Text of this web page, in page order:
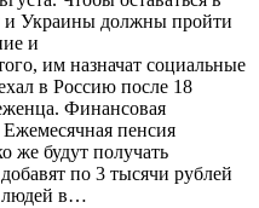
Украины должны пройти
и
им назначат социальные
в Россию после 18
Финансовая
пенсия
же будут получать
по 3 тысячи рублей
людей в…